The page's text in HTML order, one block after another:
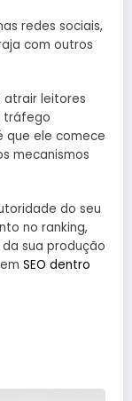
redes sociais,
com outros
atrair leitores
tráfego
que ele comece
mecanismos
do seu
no ranking,
sua produção
SEO dentro